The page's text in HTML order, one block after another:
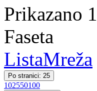
Prikazano
Faseta
ListaMreža
Po stranici: 25
102550100